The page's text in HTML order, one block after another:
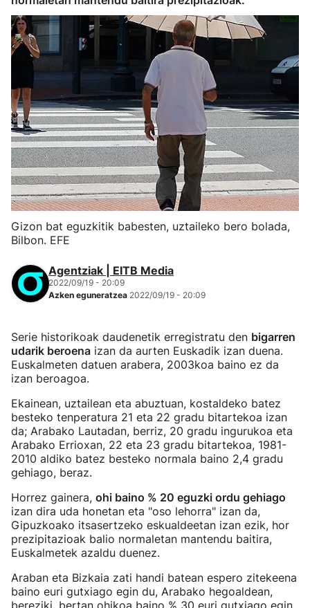
Gizon bat eguzkitik babesten, uztaileko bero bolada,
Bilbon. EFE
Agentziak | EITB Media
2022/09/19 - 20:09
Azken eguneratzea 2022/09/19 - 20:09
Serie historikoak daudenetik erregistratu den bigarren
udarik beroena izan da aurten Euskadik izan duena.
Euskalmeten datuen arabera, 2003koa baino ez da
izan beroagoa.
Ekainean, uztailean eta abuztuan, kostaldeko batez
besteko tenperatura 21 eta 22 gradu bitartekoa izan
da; Arabako Lautadan, berriz, 20 gradu ingurukoa eta
Arabako Errioxan, 22 eta 23 gradu bitartekoa, 1981-
2010 aldiko batez besteko normala baino 2,4 gradu
gehiago, beraz.
Horrez gainera, ohi baino % 20 eguzki ordu gehiago
izan dira uda honetan eta "oso lehorra" izan da,
Gipuzkoako itsasertzeko eskualdeetan izan ezik, hor
prezipitazioak balio normaletan mantendu baitira,
Euskalmetek azaldu duenez.
Araban eta Bizkaia zati handi batean espero zitekeena
baino euri gutxiago egin du, Arabako hegoaldean,
bereziki, bertan ohikoa baino % 30 euri gutxiago egin